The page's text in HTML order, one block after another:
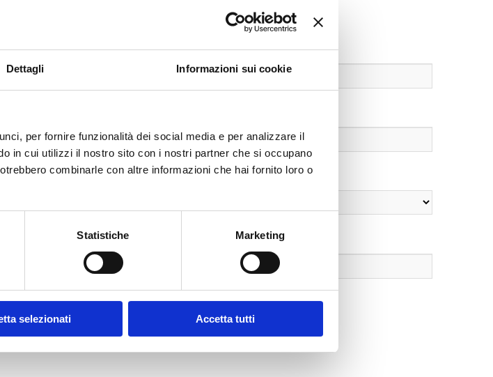
Dettagli Informazioni sui cookie
per fornire funzionalità dei social media e per analizzare il
in cui utilizzi il nostro sito con i nostri partner che si occupano
combinarle con altre informazioni che hai fornito loro o
Statistiche Marketing
selezionati Accetta tutti
COGNOME *